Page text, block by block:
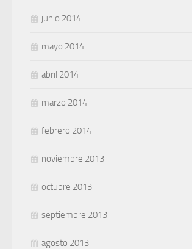
junio 2014
mayo 2014
abril 2014
marzo 2014
febrero 2014
noviembre 2013
octubre 2013
septiembre 2013
agosto 2013